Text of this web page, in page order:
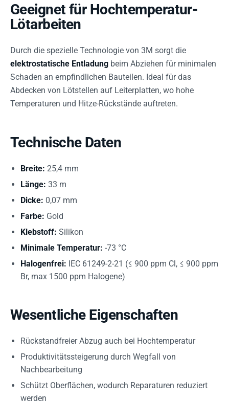
Geeignet für Hochtemperatur-
Lötarbeiten
Durch die spezielle Technologie von 3M sorgt die
elektrostatische Entladung beim Abziehen für minimalen
Schaden an empfindlichen Bauteilen. Ideal für das
Abdecken von Lötstellen auf Leiterplatten, wo hohe
Temperaturen und Hitze-Rückstände auftreten.
Technische Daten
Breite: 25,4 mm
Länge: 33 m
Dicke: 0,07 mm
Farbe: Gold
Klebstoff: Silikon
Minimale Temperatur: -73 °C
Halogenfrei: IEC 61249-2-21 (≤ 900 ppm Cl, ≤ 900 ppm
Br, max 1500 ppm Halogene)
Wesentliche Eigenschaften
Rückstandfreier Abzug auch bei Hochtemperatur
Produktivitätssteigerung durch Wegfall von
Nachbearbeitung
Schützt Oberflächen, wodurch Reparaturen reduziert
werden